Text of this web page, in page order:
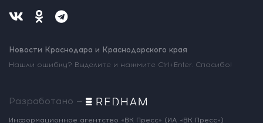
Новости Краснодара и Краснодарского края
Нашли ошибку? Выделите и нажмите Ctrl+Enter. Спасибо!
Разработано —
Информационное агентство «ВК Пресс» (ИА «ВК Пресс»)